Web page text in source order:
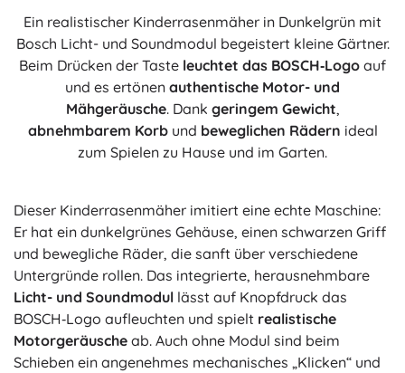
Ein realistischer Kinderrasenmäher in Dunkelgrün mit
Bosch Licht- und Soundmodul begeistert kleine Gärtner.
Beim Drücken der Taste leuchtet das BOSCH‑Logo auf
und es ertönen authentische Motor- und
Mähgeräusche. Dank geringem Gewicht,
abnehmbarem Korbund beweglichen Rädern ideal
zum Spielen zu Hause und im Garten.
Dieser Kinderrasenmäher imitiert eine echte Maschine:
Er hat ein dunkelgrünes Gehäuse, einen schwarzen Griff
und bewegliche Räder, die sanft über verschiedene
Untergründe rollen. Das integrierte, herausnehmbare
Licht- und Soundmodul lässt auf Knopfdruck das
BOSCH‑Logo aufleuchten und spielt realistische
Motorgeräusche ab. Auch ohne Modul sind beim
Schieben ein angenehmes mechanisches „Klicken“ und